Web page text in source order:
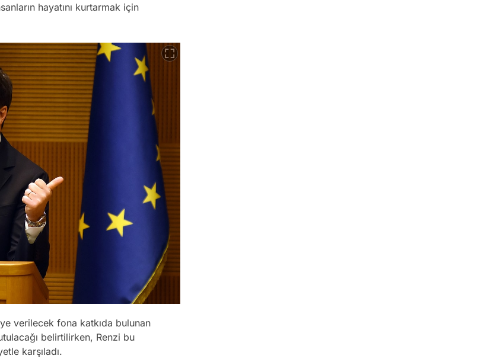
hayatını kurtarmak için
verilecek fona katkıda bulunan
belirtilirken, Renzi bu
karşıladı.